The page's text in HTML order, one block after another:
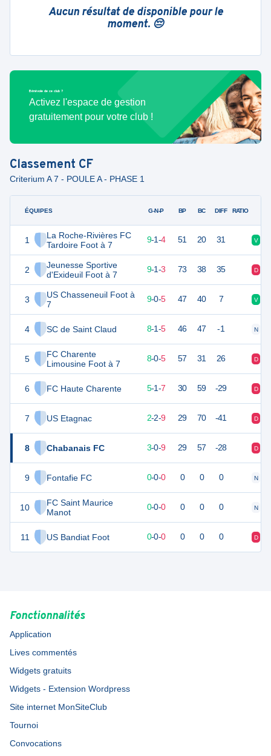
Aucun résultat de disponible pour le
moment. 😔
Bénévole de ce club ?
Activez l'espace de gestion
gratuitement pour votre club !
Classement CF
Criterium A 7 - POULE A - PHASE 1
ÉQUIPES
1
La Roche-Rivières FC
Tardoire Foot à 7
2
Jeunesse Sportive
d'Exideuil Foot à 7
3
US Chasseneuil Foot à
7
4 SC de Saint Claud
5
FC Charente
Limousine Foot à 7
6 FC Haute Charente
7 US Etagnac
8 Chabanais FC
9 Fontafie FC
10
FC Saint Maurice
Manot
11 US Bandiat Foot
G-N-P BP BC DIFF RATIO
28 14 9-1-4 51 20 31 V
27 9-1-3 73 38 35 D
26 14 9-0-5 47 40 7 V
25 8-1-5 46 47 -1 N
23 8-0-5 57 31 26 D
15 5-1-7 30 59 -29 D
2-2-9 29 70 -41 D
3-0-9 29 57 -28 D
0-0-0 0 0 0 N
0 0-0-0 0 0 0 N
0 0-0-0 0 0 0 D
Fonctionnalités
Application
Lives commentés
Widgets gratuits
Widgets - Extension Wordpress
Site internet MonSiteClub
Tournoi
Convocations